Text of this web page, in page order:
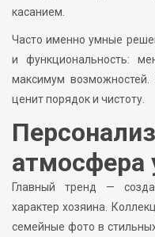
касанием.
Часто именно умные
и функциональность:
максимум
ценит порядок и чистоту.
атмосфера
Главный тренд —
характер хозяина.
семейные фото в